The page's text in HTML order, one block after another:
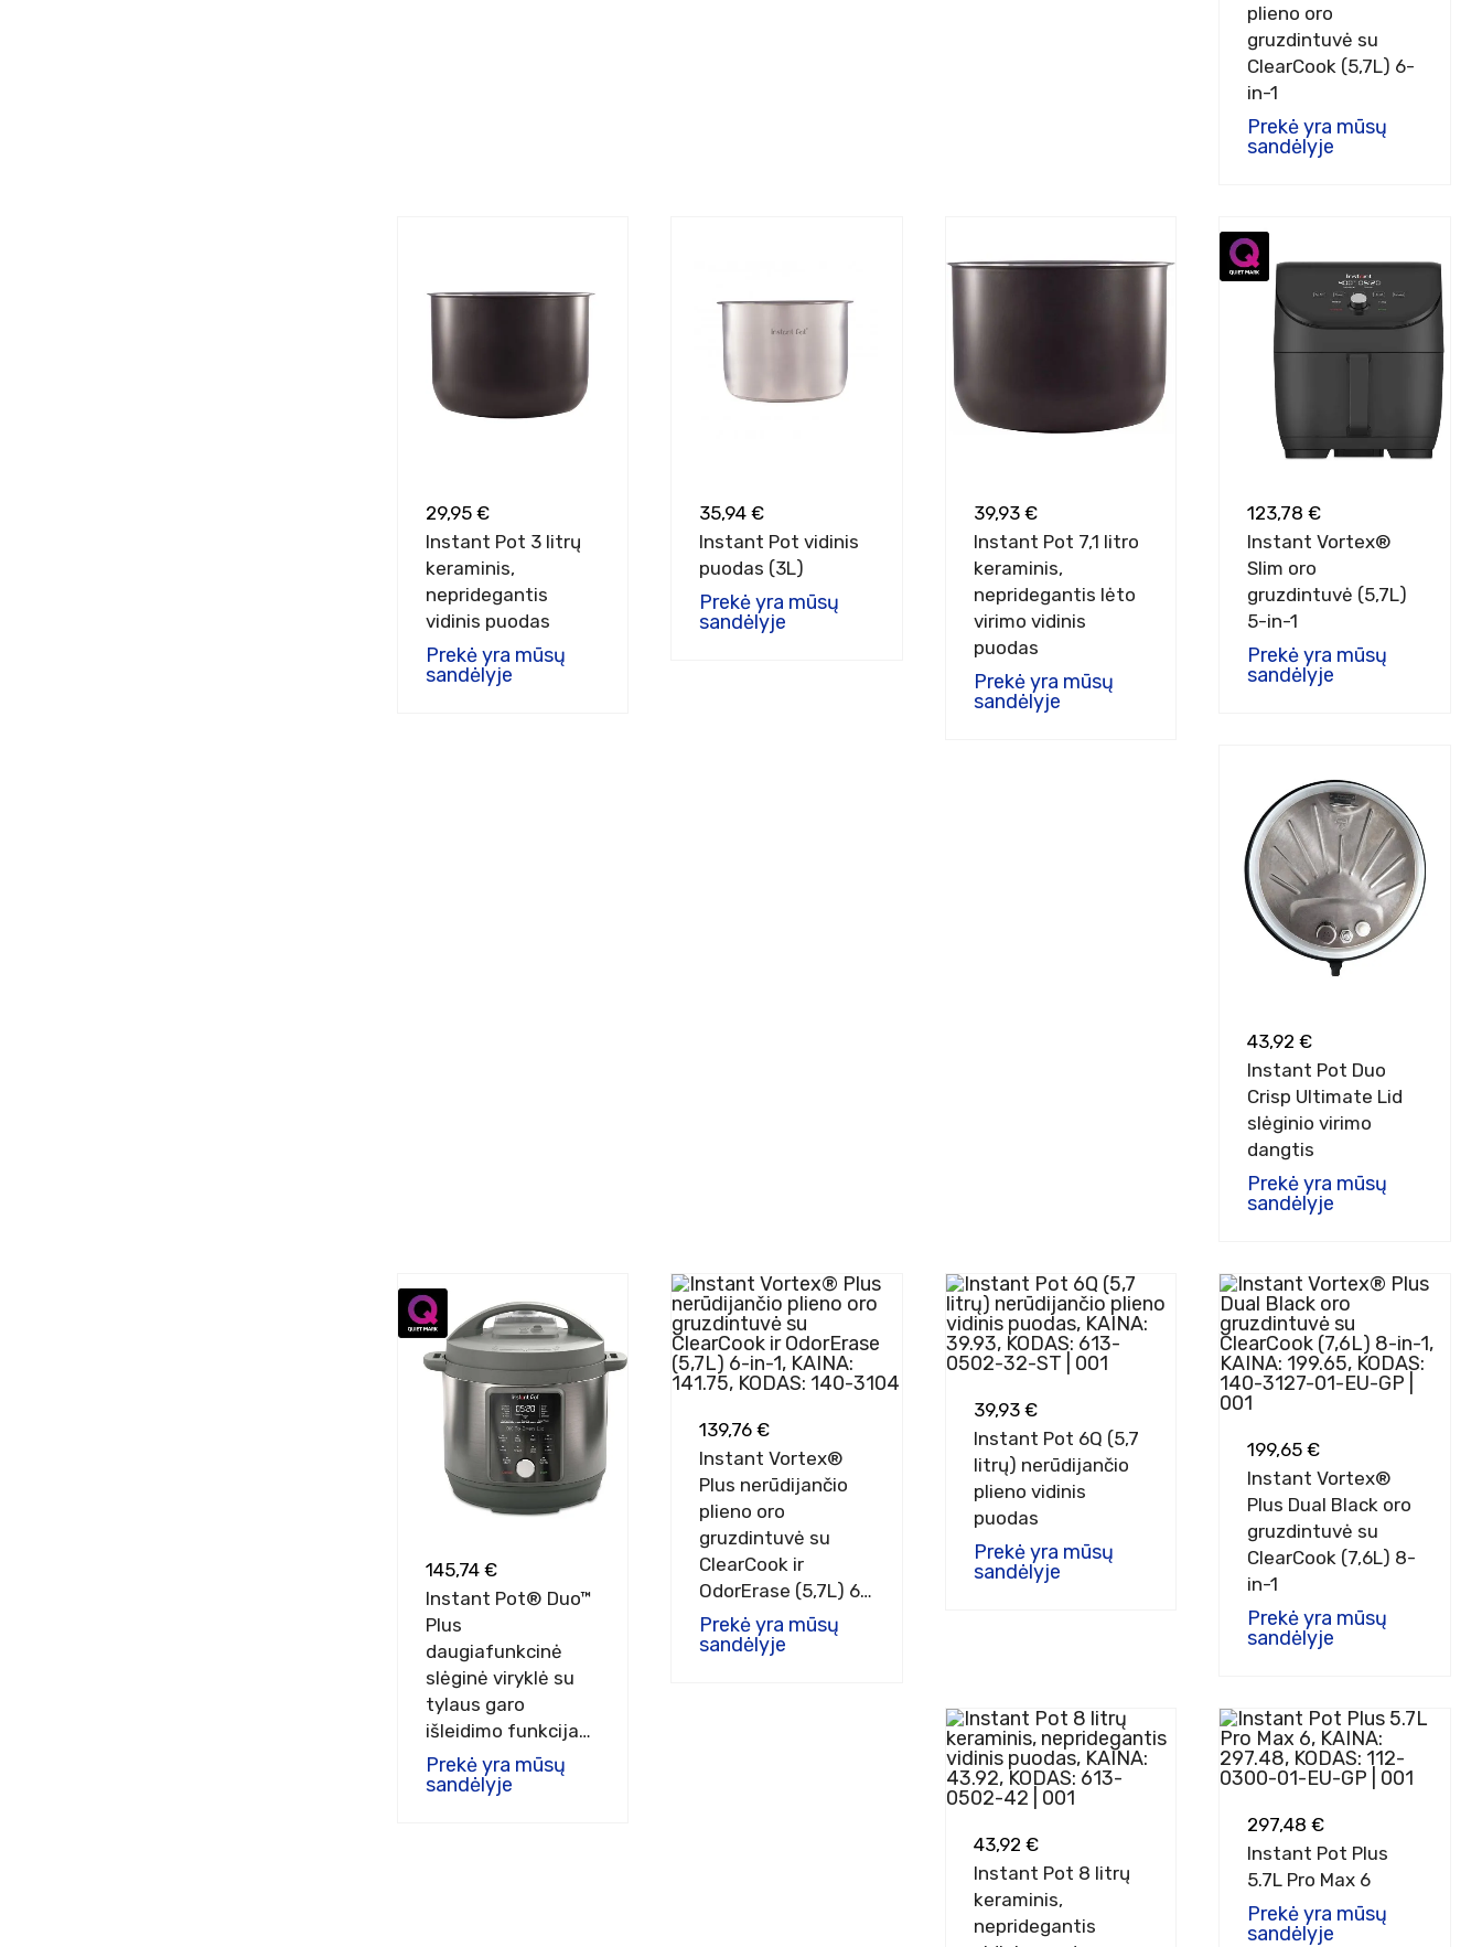
plieno oro
gruzdintuvė su
ClearCook (5,7L) 6-
in-1
Prekė yra mūsų
sandėlyje
29,95 €
Instant Pot 3 litrų
keraminis,
nepridegantis
vidinis puodas
Prekė yra mūsų
sandėlyje
35,94 €
Instant Pot vidinis
puodas (3L)
Prekė yra mūsų
sandėlyje
39,93 €
Instant Pot 7,1 litro
keraminis,
nepridegantis lėto
virimo vidinis
puodas
Prekė yra mūsų
sandėlyje
123,78 €
Instant Vortex®
Slim oro
gruzdintuvė (5,7L)
5-in-1
Prekė yra mūsų
sandėlyje
43,92 €
Instant Pot Duo
Crisp Ultimate Lid
slėginio virimo
dangtis
Prekė yra mūsų
sandėlyje
145,74 €
Instant Pot® Duo™
Plus
daugiafunkcinė
slėginė viryklė su
tylaus garo
išleidimo funkcija
(5,7L) 9-in-1
Prekė yra mūsų
sandėlyje
139,76 €
Instant Vortex®
Plus nerūdijančio
plieno oro
gruzdintuvė su
ClearCook ir
OdorErase (5,7L) 6-
in-1
Prekė yra mūsų
sandėlyje
39,93 €
Instant Pot 6Q (5,7
litrų) nerūdijančio
plieno vidinis
puodas
Prekė yra mūsų
sandėlyje
199,65 €
Instant Vortex®
Plus Dual Black oro
gruzdintuvė su
ClearCook (7,6L) 8-
in-1
Prekė yra mūsų
sandėlyje
43,92 €
Instant Pot 8 litrų
keraminis,
nepridegantis
297,48 €
Instant Pot Plus
5.7L Pro Max 6
Prekė yra mūsų
sandėlyje